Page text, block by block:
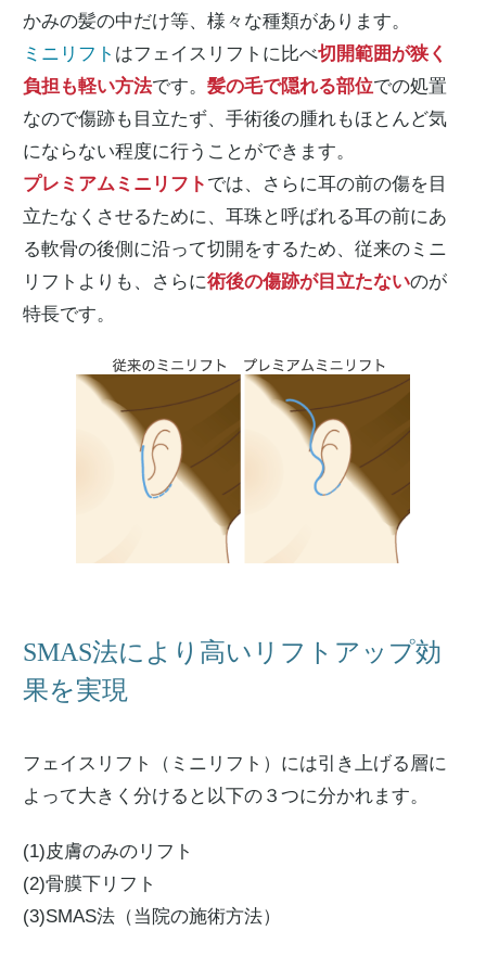
かみの髪の中だけ等、様々な種類があります。
ミニリフト はフェイスリフトに比べ切開範囲が狭く
負担も軽い方法です。 髪の毛で隠れる部位での処置
なので傷跡も目立たず、手術後の腫れもほとんど気
にならない程度に行うことができます。
プレミアムミニリフト では、さらに耳の前の傷を目
立たなくさせるために、耳珠と呼ばれる耳の前にあ
る軟骨の後側に沿って切開をするため、従来のミニ
リフトよりも、さらに術後の傷跡が目立たないのが
特長です。
SMAS法により高いリフトアップ効
果を実現
フェイスリフト（ミニリフト）には引き上げる層に
よって大きく分けると以下の３つに分かれます。
(1)皮膚のみのリフト
(2)骨膜下リフト
(3)SMAS法（当院の施術方法）